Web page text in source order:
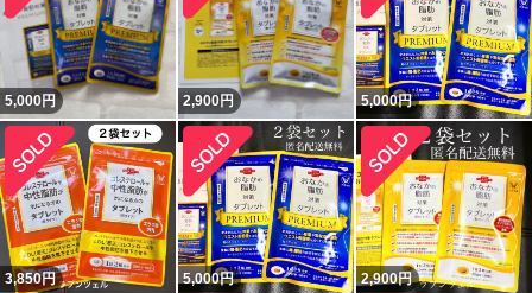
5,000円 2,900円 5,000円
3,850円 5,000円 2,900円